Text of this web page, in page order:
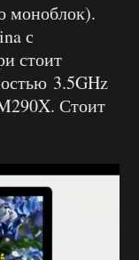
моноблок).
с
стоит
3.5GHz
Стоит